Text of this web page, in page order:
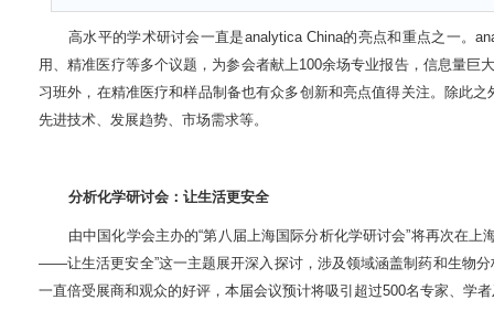
高水平的学术研讨会一直是analytica China的亮点和重点之一。
用、精准医疗等多个议题，为参会者献上100余场专业报告，信息量巨
习班外，在精准医疗和样品制备也有众多创新和亮点值得关注。除此
先进技术、发展趋势、市场需求等。
分析化学研讨会：让生活更安全
由中国化学会主办的“第八届上海国际分析化学研讨会”将再次在上
——让生活更安全”这一主题展开深入探讨，涉及领域涵盖制药和生物
一直倍受展商和观众的好评，本届会议预计将吸引超过500名专家、学